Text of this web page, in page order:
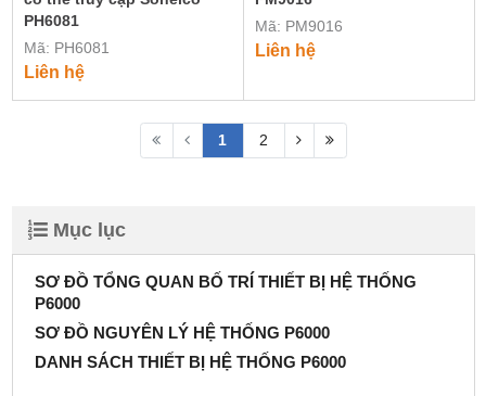
PH6081
Mã: PH6081
Liên hệ
Mã: PM9016
Liên hệ
1 2
Mục lục
SƠ ĐỒ TỔNG QUAN BỐ TRÍ THIẾT BỊ HỆ THỐNG
P6000
SƠ ĐỒ NGUYÊN LÝ HỆ THỐNG P6000
DANH SÁCH THIẾT BỊ HỆ THỐNG P6000